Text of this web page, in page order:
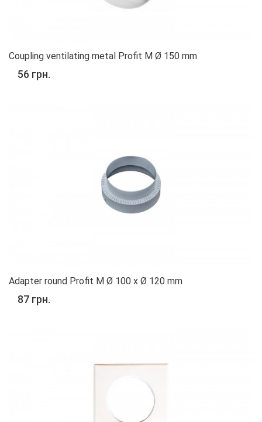
Coupling ventilating metal Profit M Ø 150 mm
56 грн.
Adapter round Profit M Ø 100 x Ø 120 mm
87 грн.